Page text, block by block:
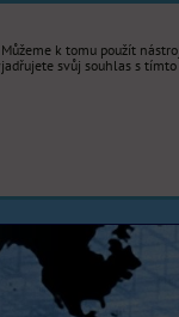
k tomu použít
svůj souhlas s